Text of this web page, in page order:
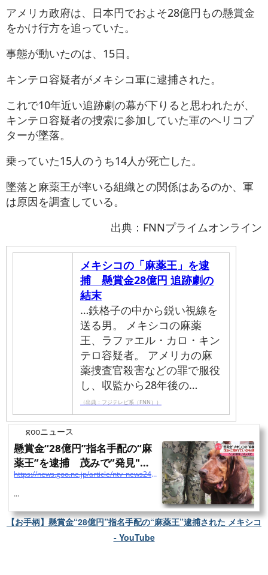
アメリカ政府は、日本円でおよそ28億円もの懸賞金
をかけ行方を追っていた。
事態が動いたのは、15日。
キンテロ容疑者がメキシコ軍に逮捕された。
これで10年近い追跡劇の幕が下りると思われたが、
キンテロ容疑者の捜索に参加していた軍のヘリコプ
ターが墜落。
乗っていた15人のうち14人が死亡した。
墜落と麻薬王が率いる組織との関係はあるのか、軍
は原因を調査している。
出典：FNNプライムオンライン
メキシコの「麻薬王」を逮
捕 懸賞金28億円 追跡劇の
結末
…鉄格子の中から鋭い視線を
送る男。 メキシコの麻薬
王、ラファエル・カロ・キン
テロ容疑者。 アメリカの麻
薬捜査官殺害などの罪で服役
し、収監から28年後の…
（出典：フジテレビ系（FNN））
gooニュース
懸賞金“28億円”指名手配の“麻
薬王”を逮捕 茂みで”発見"犬
がお手柄 メキシコ
https://news.goo.ne.jp/article/ntv_news24/world/ntv_news24-2022071809769118.html
...
【お手柄】懸賞金“28億円”指名手配の“麻薬王”逮捕された メキシコ
- YouTube